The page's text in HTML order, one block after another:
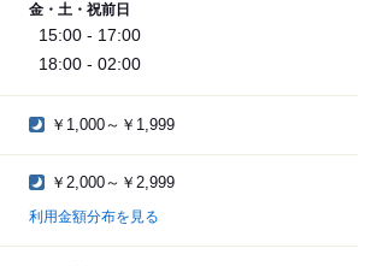
金・土・祝前日
15:00 - 17:00
18:00 - 02:00
￥1,000～￥1,999
￥2,000～￥2,999
利用金額分布を見る